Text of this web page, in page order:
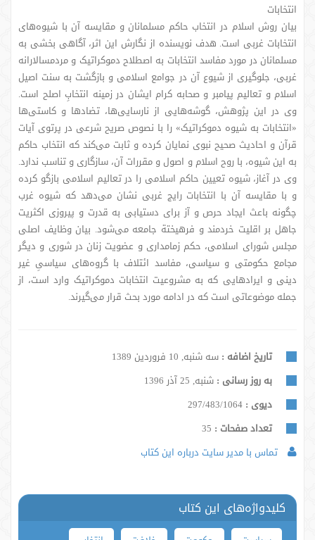
انتخابات
بیان روش اسلام در انتخاب حاکم مسلمانان و مقایسه آن با شیوه‌های
انتخابات غربی است. هدف نویسنده از نگارش این اثر، آگاهی بخشی به
مسلمانان در مورد مفاسد انتخابات به اصطلاح دموکراتیک و مردمسالارانه
غربی، جلوگیری از شیوع آن در جوامع اسلامی و بازگشت به سنت اصیل
اسلام و تعالیم پیامبر و صحابه کرام ایشان در زمینه انتخابِ اصلح است.
وی در این پژوهش، گوشه‌هایی از نارسایی‌ها، تضادها و کاستی‌ها
«انتخابات به شیوه دموکراتیک» را با نصوص صریح شرعی در پرتوی آیات
قرآن و احادیث صحیح نبوی نمایان کرده و ثابت می‌کند که انتخاب حاکم
به این شیوه، با روح اسلام و اصول و مقررات آن، سازگاری و تناسب ندارد.
وی در آغاز، شیوه تعیین حاکم اسلامی را در تعالیم اسلامی بازگو کرده
و با مقایسه آن با انتخابات رایج غربی نشان می‌دهد که شیوه غرب
چگونه باعث ایجاد حرص و آز برای دستیابی به قدرت و پیروزی اکثریت
جاهل بر اقلیت خردمند و فرهیختة جامعه می‌شود. بیان وظایف اصلی
مجلس شورای اسلامی، حکم زمامداری و عضویت زنان در شوری و دیگر
مجامع حکومتی و سیاسی، مفاسد ائتلاف با گروه‌های سیاسیِ غیر
دینی و ایرادهایی که به مشروعیت انتخابات دموکراتیک وارد است، از
جمله موضوعاتی است که در ادامه مورد بحث قرار می‌گیرند.
تاریخ اضافه : سه شنبه, 10 فروردین 1389
به روز رسانی : شنبه, 25 آذر 1396
دیوی : 297/483/1064
تعداد صفحات :
تماس با مدیر سایت درباره این کتاب
کلیدواژه‌های این کتاب